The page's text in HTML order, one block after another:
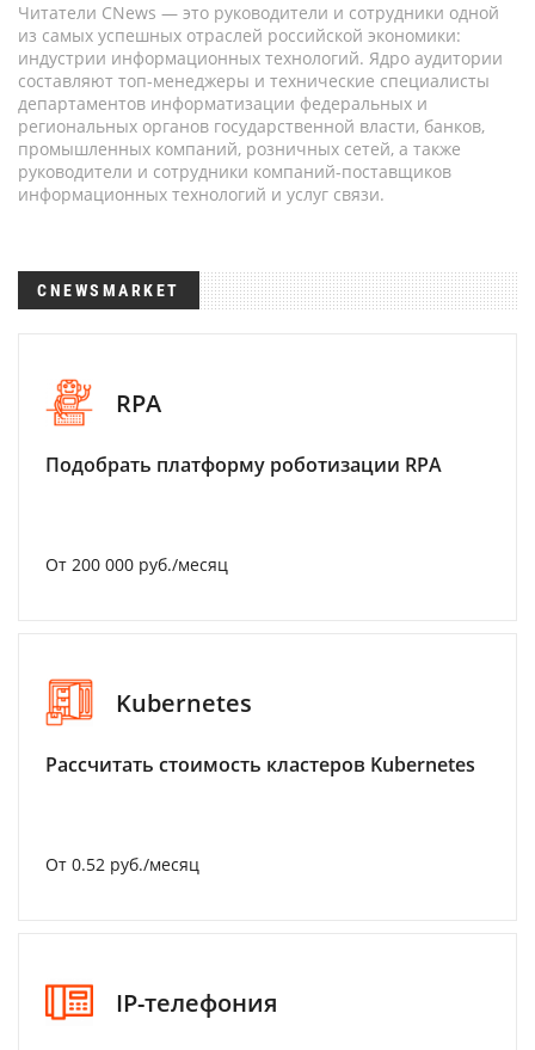
Читатели CNews — это руководители и сотрудники одной
из самых успешных отраслей российской экономики:
индустрии информационных технологий. Ядро аудитории
составляют топ-менеджеры и технические специалисты
департаментов информатизации федеральных и
региональных органов государственной власти, банков,
промышленных компаний, розничных сетей, а также
руководители и сотрудники компаний-поставщиков
информационных технологий и услуг связи.
CNEWSMARKET
RPA
Подобрать платформу роботизации RPA
От 200 000 руб./месяц
Kubernetes
Рассчитать стоимость кластеров Kubernetes
От 0.52 руб./месяц
IP-телефония